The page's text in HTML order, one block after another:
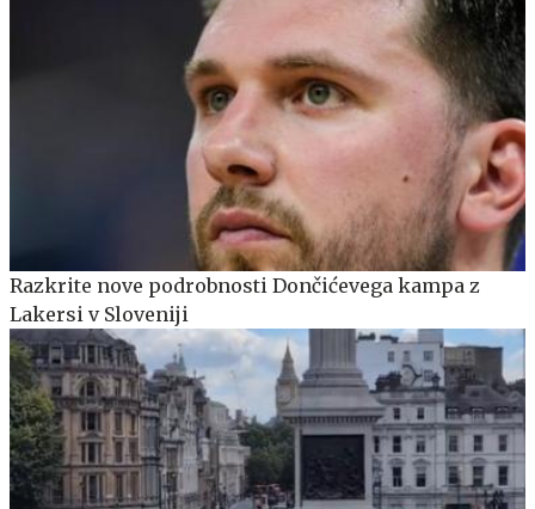
Razkrite nove podrobnosti Dončićevega kampa z
Lakersi v Sloveniji